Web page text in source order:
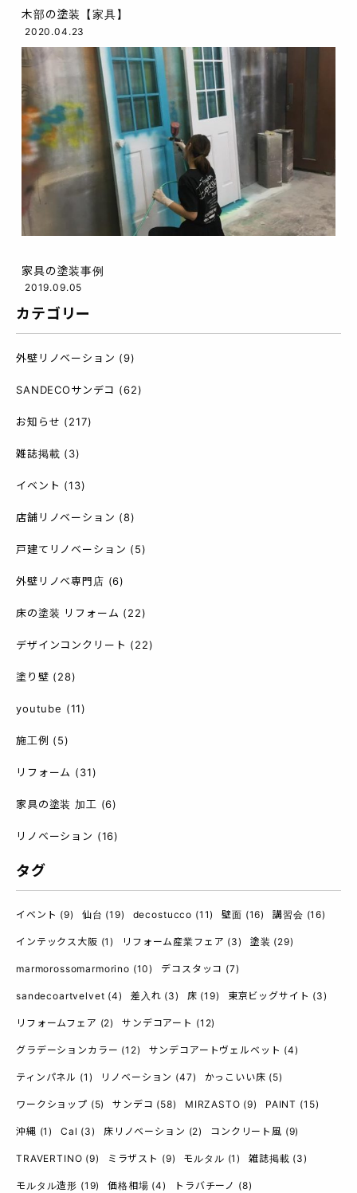
木部の塗装【家具】
2020.04.23
家具の塗装事例
2019.09.05
カテゴリー
外壁リノベーション (9)
SANDECOサンデコ (62)
お知らせ (217)
雑誌掲載 (3)
イベント (13)
店舗リノベーション (8)
戸建てリノベーション (5)
外壁リノベ専門店 (6)
床の塗装 リフォーム (22)
デザインコンクリート (22)
塗り壁 (28)
youtube (11)
施工例 (5)
リフォーム (31)
家具の塗装 加工 (6)
リノベーション (16)
タグ
イベント (9) 仙台 (19) decostucco (11) 壁面 (16) 講習会 (16)
インテックス大阪 (1) リフォーム産業フェア (3) 塗装 (29)
marmorossomarmorino (10) デコスタッコ (7)
sandecoartvelvet (4) 差入れ (3) 床 (19) 東京ビッグサイト (3)
リフォームフェア (2) サンデコアート (12)
グラデーションカラー (12) サンデコアートヴェルベット (4)
ティンパネル (1) リノベーション (47) かっこいい床 (5)
ワークショップ (5) サンデコ (58) MIRZASTO (9) PAINT (15)
沖縄 (1) Cal (3) 床リノベーション (2) コンクリート風 (9)
TRAVERTINO (9) ミラザスト (9) モルタル (1) 雑誌掲載 (3)
モルタル造形 (19) 価格相場 (4) トラバチーノ (8)